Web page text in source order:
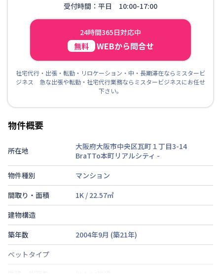
受付時間：平日 10:00-17:00
24時間365日対応中
無料 WEBから問合せ
社宅代行・出張・転勤・リロケーション・中・長期滞在ならミスタービ
ジネス 急な出張や転勤・社宅代行業務ならミスタービジネスにお任せ
下さい。
物件概要
所在地
大阪府大阪市中央区瓦町１丁目3-14
BraTTo本町リアルシティ -
物件種別
マンション
間取り・面積
1K / 22.57㎡
建物構造
築年数
2004年9月 (築21年)
ベットタイプ